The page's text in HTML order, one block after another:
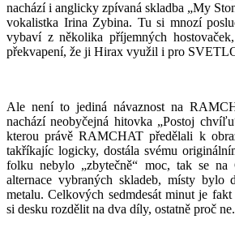
nachází i anglicky zpívaná skladba „My
vokalistka Irina Zybina. Tu si mnozí
vybaví z několika příjemných
překvapení, že ji Hirax využil i pro
Ale není to jediná návaznost na
nachází neobyčejná hitovka „Postoj
kterou právě RAMCHAT předělali k
takříkajíc logicky, dostála svému
folku nebylo „zbytečně“ moc, tak se
alternace vybraných skladeb, místy bylo
metalu. Celkových sedmdesát minut je
si desku rozdělit na dva díly, ostatně proč ne.